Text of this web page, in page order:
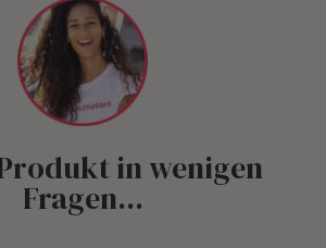
in wenigen
Fragen...